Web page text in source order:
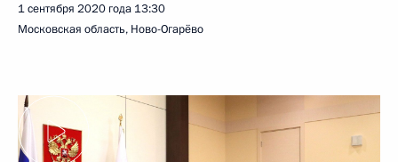
1 сентября 2020 года 13:30
Московская область, Ново-Огарёво